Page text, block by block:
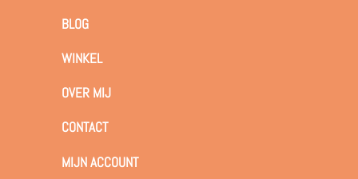
BLOG
WINKEL
OVER MIJ
CONTACT
MIJN ACCOUNT